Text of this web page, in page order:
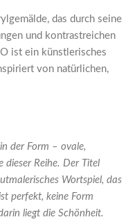
das durch seine
und kontrastreichen
ist ein künstlerisches
von natürlichen,
der Form – ovale,
dieser Reihe. Der Titel
Wortspiel, das
perfekt, keine Form
liegt die Schönheit.